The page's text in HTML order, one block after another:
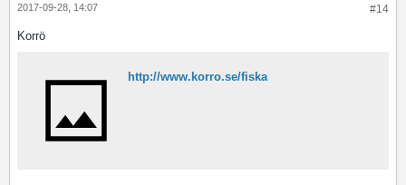
#14
2017-09-28, 14:07
Korrö
http://www.korro.se/fiska